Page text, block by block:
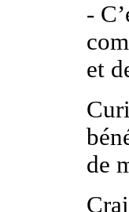
-
et
de